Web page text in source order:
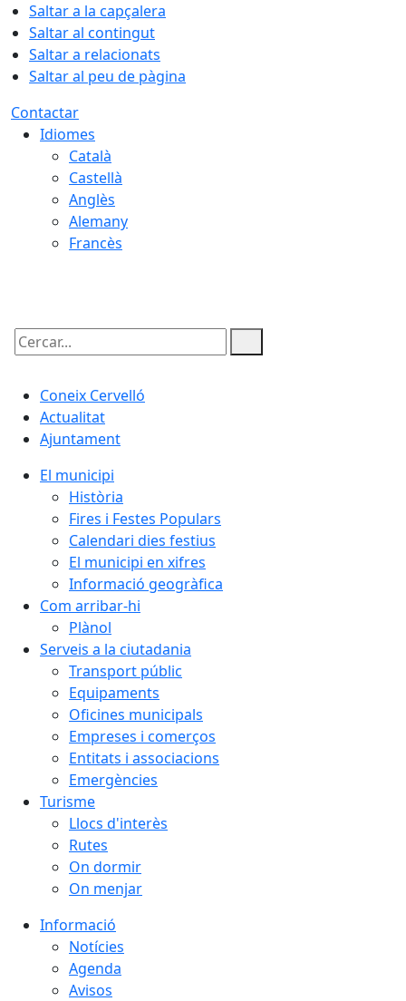
Saltar a la capçalera
Saltar al contingut
Saltar a relacionats
Saltar al peu de pàgina
Contactar
Idiomes
Català
Castellà
Anglès
Alemany
Francès
Cercar:
Coneix Cervelló
Actualitat
Ajuntament
El municipi
Història
Fires i Festes Populars
Calendari dies festius
El municipi en xifres
Informació geogràfica
Com arribar-hi
Plànol
Serveis a la ciutadania
Transport públic
Equipaments
Oficines municipals
Empreses i comerços
Entitats i associacions
Emergències
Turisme
Llocs d'interès
Rutes
On dormir
On menjar
Informació
Notícies
Agenda
Avisos